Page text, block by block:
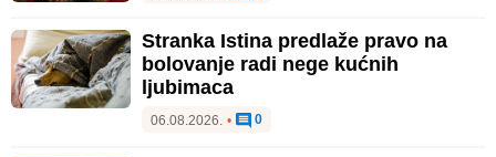
Stranka Istina predlaže pravo na
bolovanje radi nege kućnih
ljubimaca
06.08.2026. • 0